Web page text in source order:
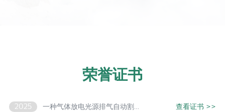
荣誉证书
2025 一种气体放电光源排气自动割灯系统 查看证书 >>